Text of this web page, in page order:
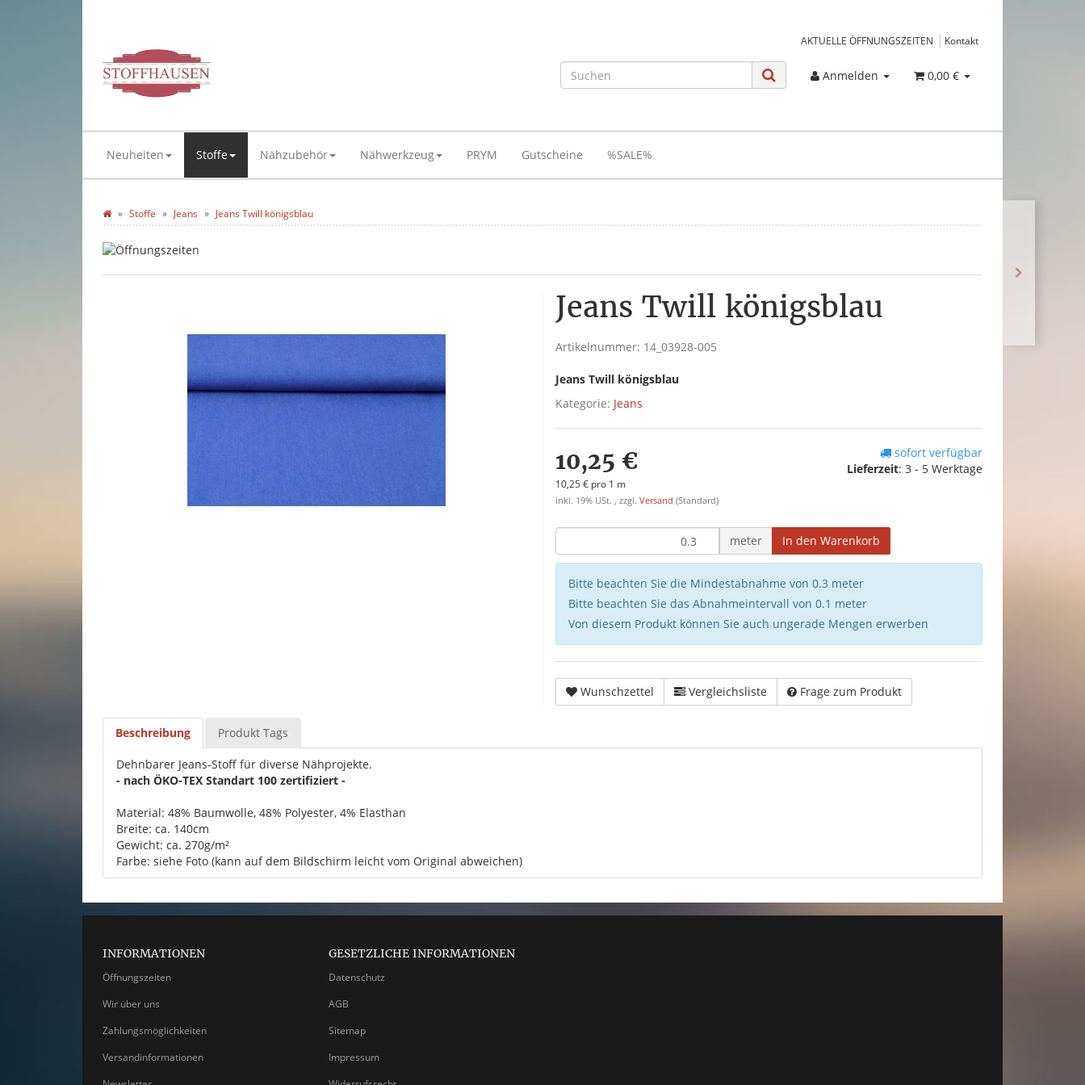
AKTUELLE ÖFFNUNGSZEITEN Kontakt
Anmelden 0,00 €
Neuheiten Stoffe Nähzubehör Nähwerkzeug PRYM Gutscheine %SALE%
Stoffe Jeans Jeans Twill königsblau
Jeans Twill königsblau
Artikelnummer: 14_03928-005
Jeans Twill königsblau
Kategorie: Jeans
10,25 €
10,25 € pro 1 m
inkl. 19% USt. , zzgl. Versand (Standard)
sofort verfügbar
Lieferzeit: 3 - 5 Werktage
meter In den Warenkorb
Bitte beachten Sie die Mindestabnahme von 0.3 meter
Bitte beachten Sie das Abnahmeintervall von 0.1 meter
Von diesem Produkt können Sie auch ungerade Mengen erwerben
Wunschzettel Vergleichsliste Frage zum Produkt
Beschreibung Produkt Tags
Dehnbarer Jeans-Stoff für diverse Nähprojekte.
- nach ÖKO-TEX Standart 100 zertifiziert -
Material: 48% Baumwolle, 48% Polyester, 4% Elasthan
Breite: ca. 140cm
Gewicht: ca. 270g/m²
Farbe: siehe Foto (kann auf dem Bildschirm leicht vom Original abweichen)
INFORMATIONEN
Öffnungszeiten
Wir über uns
Zahlungsmöglichkeiten
Versandinformationen
GESETZLICHE INFORMATIONEN
Datenschutz
AGB
Sitemap
Impressum